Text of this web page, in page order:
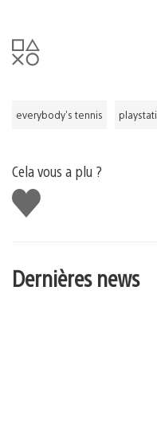
everybody's tennis
Cela vous a plu ?
J'aime
Dernières news